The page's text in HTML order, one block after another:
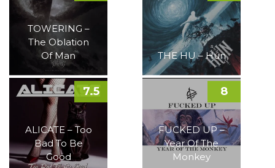
TOWERING –
The Oblation
Of Man
THE HU – Hun
ALICATE – Too
Bad To Be
Good
7.5
FUCKED UP –
Year Of The
Monkey
8